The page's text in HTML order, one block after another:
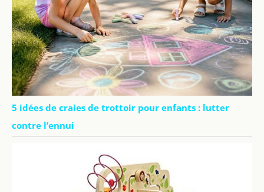
5 idées de craies de trottoir pour enfants : lutter
contre l’ennui